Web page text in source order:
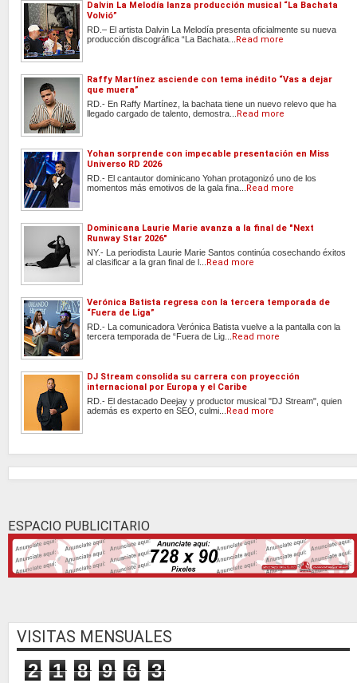
Dalvin La Melodía lanza producción musical “La Bachata
Volvió”
RD.– El artista Dalvin La Melodía presenta oficialmente su nueva
producción discográfica “La Bachata...
Read more
Raffy Martínez asciende con tema inédito “Vas a dejar
que muera”
RD.- En Raffy Martínez, la bachata tiene un nuevo relevo que ha
llegado cargado de talento, demostra...
Read more
Yohan sorprende con impecable presentación en Miss
Universo RD 2026
RD.- El cantautor dominicano Yohan protagonizó uno de los
momentos más emotivos de la gala fina...
Read more
Dominicana Laurie Marie avanza a la final de "Next
Runway Star 2026"
NY.- La periodista Laurie Marie Santos continúa cosechando éxitos
al clasificar a la gran final de l...
Read more
Verónica Batista regresa con la tercera temporada de
“Fuera de Liga”
RD.- La comunicadora Verónica Batista vuelve a la pantalla con la
tercera temporada de “Fuera de Lig...
Read more
DJ Stream consolida su carrera con proyección
internacional por Europa y el Caribe
RD.- El destacado Deejay y productor musical "DJ Stream", quien
además es experto en SEO, culmi...
Read more
ESPACIO PUBLICITARIO
VISITAS MENSUALES
2 1 8 9 6 3